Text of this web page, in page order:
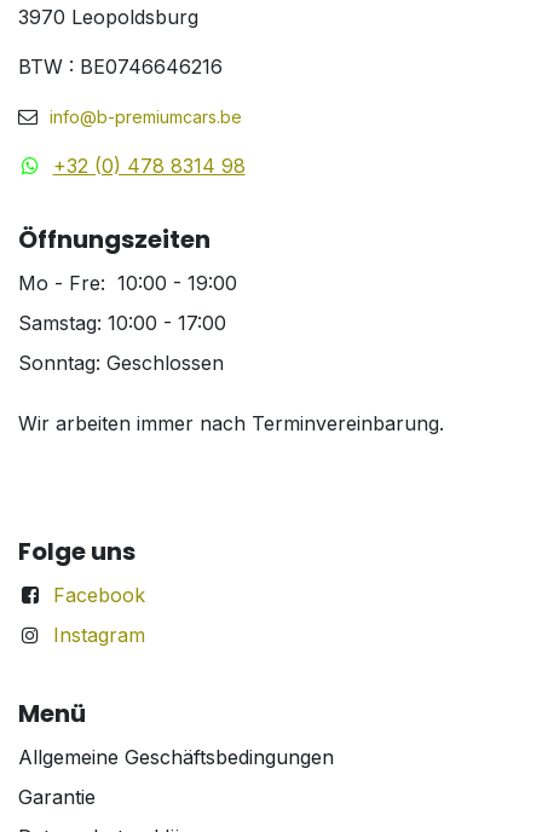
3970 Leopoldsburg
BTW : BE0746646216
info@b-premiumcars.be
+32 (0) 478 8314 98
Öffnungszeiten
Mo - Fre: 10:00 - 19:00
Samstag: 10:00 - 17:00
Sonntag: Geschlossen
Wir arbeiten immer nach Terminvereinbarung.
Folge uns
Facebook
Instagram
Menü
Allgemeine Geschäftsbedingungen
Garantie